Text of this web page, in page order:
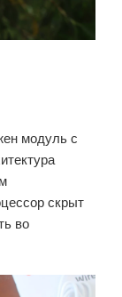
модуль с
скрыт
во